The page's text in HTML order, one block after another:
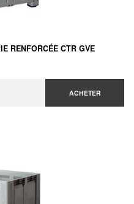
RENFORCÉE CTR GVE
ACHETER